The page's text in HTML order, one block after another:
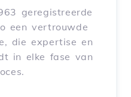
geregistreerde
een vertrouwde
die expertise en
in elke fase van